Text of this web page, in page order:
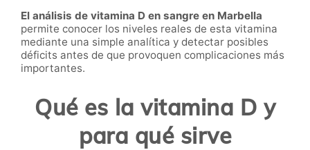
El análisis de vitamina D en sangre en Marbella
permite conocer los niveles reales de esta vitamina
mediante una simple analítica y detectar posibles
déficits antes de que provoquen complicaciones más
importantes.
Qué es la vitamina D y
para qué sirve